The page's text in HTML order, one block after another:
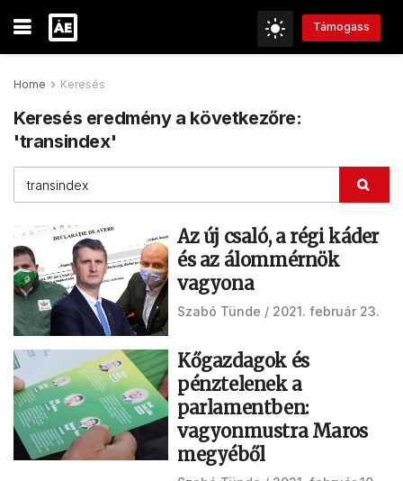
Támogass
Home Keresés
Keresés eredmény a következőre:
'transindex'
Az új csaló, a régi káder
és az álommérnök
vagyona
Szabó Tünde 2021. február 23.
Kőgazdagok és
pénztelenek a
parlamentben:
vagyonmustra Maros
megyéből